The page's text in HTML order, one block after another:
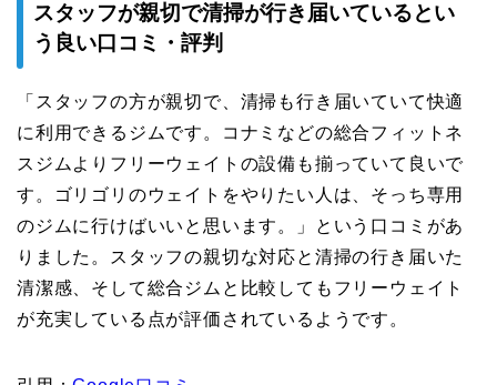
スタッフが親切で清掃が行き届いているとい
う良い口コミ・評判
「スタッフの方が親切で、清掃も行き届いていて快適
に利用できるジムです。コナミなどの総合フィットネ
スジムよりフリーウェイトの設備も揃っていて良いで
す。ゴリゴリのウェイトをやりたい人は、そっち専用
のジムに行けばいいと思います。」という口コミがあ
りました。スタッフの親切な対応と清掃の行き届いた
清潔感、そして総合ジムと比較してもフリーウェイト
が充実している点が評価されているようです。